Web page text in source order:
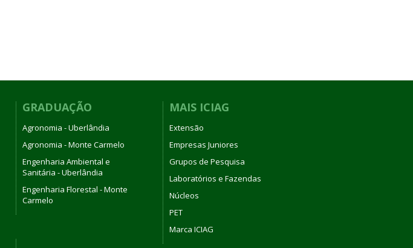
GRADUAÇÃO
Agronomia - Uberlândia
Agronomia - Monte Carmelo
Engenharia Ambiental e
Sanitária - Uberlândia
Engenharia Florestal - Monte
Carmelo
MAIS ICIAG
Extensão
Empresas Juniores
Grupos de Pesquisa
Laboratórios e Fazendas
Núcleos
PET
Marca ICIAG